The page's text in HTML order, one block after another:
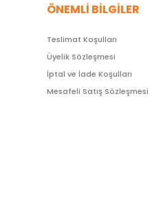
ÖNEMLİ BİLGİLER
Teslimat Koşulları
Üyelik Sözleşmesi
İptal ve İade Koşulları
Mesafeli Satış Sözleşmesi